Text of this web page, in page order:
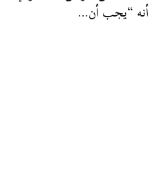
أنه “يجب أن…